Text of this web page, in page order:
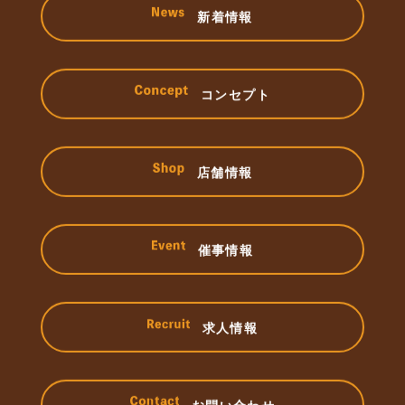
新着情報
コンセプト
店舗情報
催事情報
求人情報